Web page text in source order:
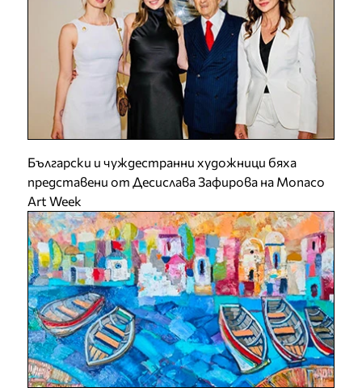
Български и чуждестранни художници бяха
представени от Десислава Зафирова на Monaco
Art Week